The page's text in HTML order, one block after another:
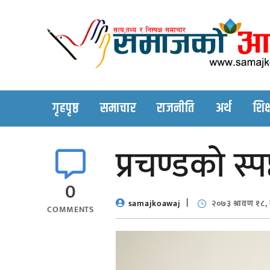
गृहपृष्ठ समाचार राजनीति अर्थ
0
COMMENTS
प्रचण्डकाे
samajkoawaj २०७३ श्रावण